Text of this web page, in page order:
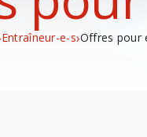
Entraîneur-e-s›Offres pour